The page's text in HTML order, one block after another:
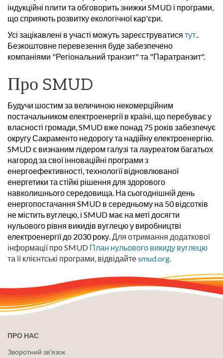
індукційні плити та обговорить знижки SMUD і програми,
що сприяють розвитку екологічної кар'єри.
Усі зацікавлені в участі можуть зареєструватися тут..
Безкоштовне перевезення буде забезпечено
компаніями "Регіональний транзит" та "Паратранзит".
Про SMUD
Будучи шостим за величиною некомерційним
постачальником електроенергії в країні, що перебуває у
власності громади, SMUD вже понад 75 років забезпечує
округу Сакраменто недорогу та надійну електроенергію.
SMUD є визнаним лідером галузі та лауреатом багатьох
нагород за свої інноваційні програми з
енергоефективності, технології відновлюваної
енергетики та стійкі рішення для здорового
навколишнього середовища. На сьогоднішній день
енергопостачання SMUD в середньому на 50 відсотків
не містить вуглецю, і SMUD має на меті досягти
нульового рівня викидів вуглецю у виробництві
електроенергії до 2030 року.Для отримання додаткової
інформації про SMUD План нульового викиду вуглецю
та її клієнтські програми, відвідайтеsmud.org.
ПРО НАС
Зворотний зв'язок